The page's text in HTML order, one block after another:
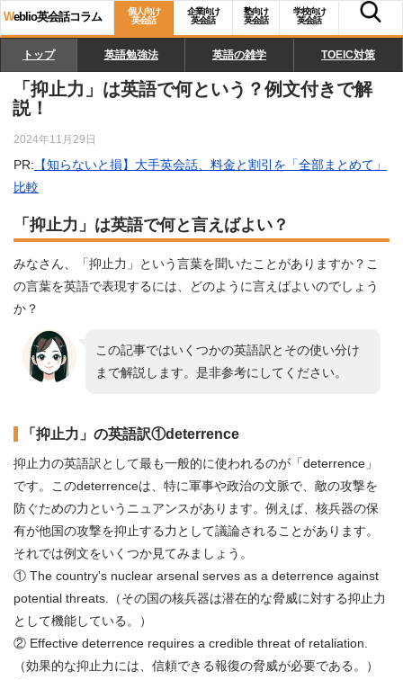
Weblio英会話コラム
個人向け
英会話
企業向け
英会話
塾向け
英会話
学校向け
英会話
トップ 英語勉強法 英語の雑学 TOEIC対策
「抑止力」は英語で何という？例文付きで解
説！
2024年11月29日
PR: 【知らないと損】大手英会話、料金と割引を「全部まとめて」
比較
「抑止力」は英語で何と言えばよい？
みなさん、「抑止力」という言葉を聞いたことがありますか？こ
の言葉を英語で表現するには、どのように言えばよいのでしょう
か？
この記事ではいくつかの英語訳とその使い分け
まで解説します。是非参考にしてください。
「抑止力」の英語訳①deterrence
抑止力の英語訳として最も一般的に使われるのが「deterrence」
です。このdeterrenceは、特に軍事や政治の文脈で、敵の攻撃を
防ぐための力というニュアンスがあります。例えば、核兵器の保
有が他国の攻撃を抑止する力として議論されることがあります。
それでは例文をいくつか見てみましょう。
① The country's nuclear arsenal serves as a deterrence against
potential threats.（その国の核兵器は潜在的な脅威に対する抑止力
として機能している。）
② Effective deterrence requires a credible threat of retaliation.
（効果的な抑止力には、信頼できる報復の脅威が必要である。）